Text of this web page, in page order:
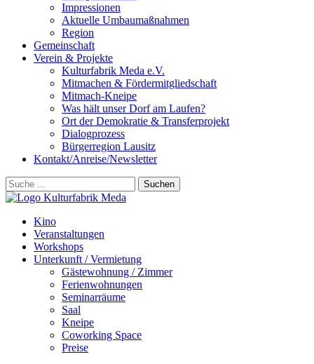
Impressionen
Aktuelle Umbaumaßnahmen
Region
Gemeinschaft
Verein & Projekte
Kulturfabrik Meda e.V.
Mitmachen & Fördermitgliedschaft
Mitmach-Kneipe
Was hält unser Dorf am Laufen?
Ort der Demokratie & Transferprojekt
Dialogprozess
Bürgerregion Lausitz
Kontakt/Anreise/Newsletter
Suchen
Kino
Veranstalt­ungen
Workshops
Unterkunft / Vermietung
Gäste­wohnung / Zimmer
Ferien­wohnungen
Seminarräume
Saal
Kneipe
Coworking Space
Preise